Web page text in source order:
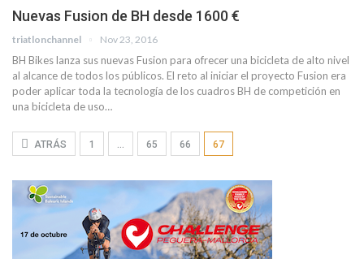
Nuevas Fusion de BH desde 1600 €
triatlonchannel Nov 23, 2016
BH Bikes lanza sus nuevas Fusion para ofrecer una bicicleta de alto nivel
al alcance de todos los públicos. El reto al iniciar el proyecto Fusion era
poder aplicar toda la tecnología de los cuadros BH de competición en
una bicicleta de uso…
ATRÁS 1 … 65 66 67